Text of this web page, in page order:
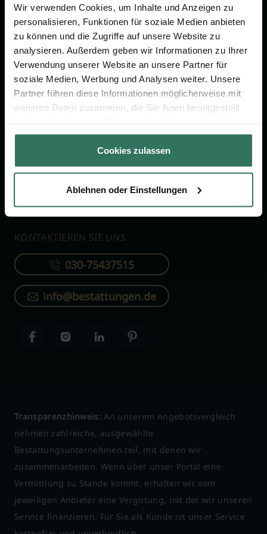
Wir verwenden Cookies, um Inhalte und Anzeigen zu
personalisieren, Funktionen für soziale Medien anbieten
zu können und die Zugriffe auf unsere Website zu
analysieren. Außerdem geben wir Informationen zu Ihrer
Verwendung unserer Website an unsere Partner für
soziale Medien, Werbung und Analysen weiter. Unsere
Partner führen diese Informationen möglicherweise mit
weiteren Daten zusammen, die Sie ihnen bereitgestellt
gesammelt haben.
Cookies zulassen
Ablehnen oder Einstellungen
Jetzt beraten lassen
FÜR SIE
Vergleich
Ratgeber
FÜR BESTATTER
Online-Portal
Kostenlos registrieren
KONTAKTIEREN SIE UNS
030-75437515
info@bestattungen.de
Transparenzhinweis: An unserem Angebotsvergleich
nehmen zahlreiche, ausgewählte
Bestattungsunternehmen teil, mit denen wir
zusammenarbeiten. Wenn über unser Portal eine
Vermittlung zu Stande kommt, erhalten wir vom
jeweiligen Anbieter eine Vergütung, mit der wir unseren
Service finanzieren. Für Sie als Kunde ist unser Service